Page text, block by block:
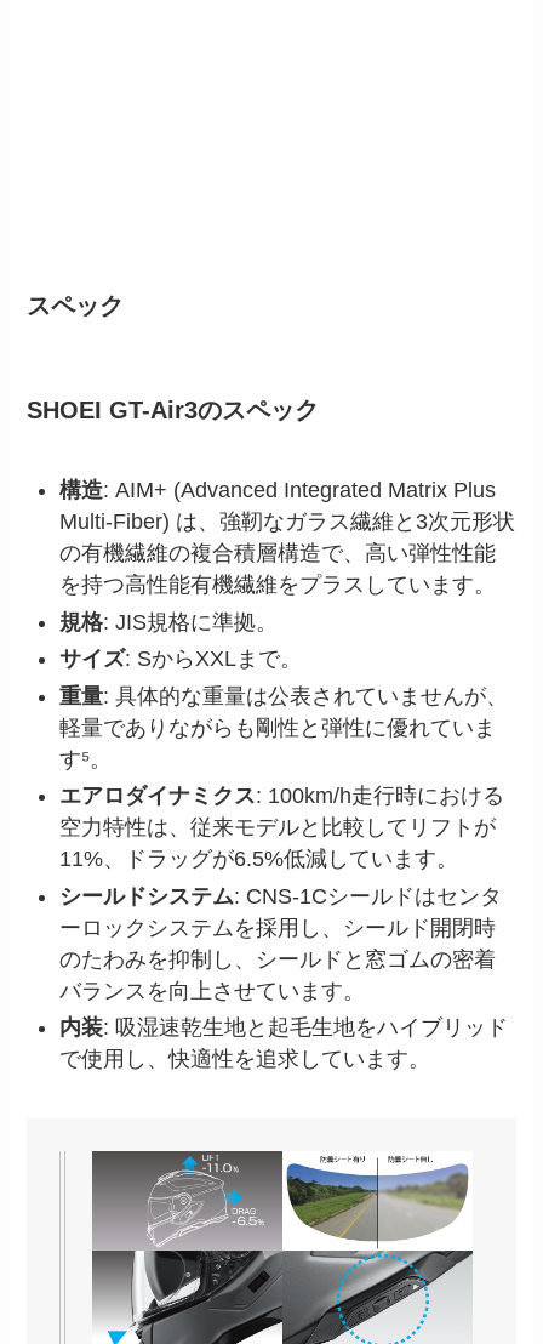
スペック
SHOEI GT-Air3のスペック
構造: AIM+ (Advanced Integrated Matrix Plus
Multi-Fiber) は、強靭なガラス繊維と3次元形状
の有機繊維の複合積層構造で、高い弾性性能
を持つ高性能有機繊維をプラスしています。
規格: JIS規格に準拠。
サイズ: SからXXLまで。
重量: 具体的な重量は公表されていませんが、
軽量でありながらも剛性と弾性に優れていま
す⁵。
エアロダイナミクス: 100km/h走行時における
空力特性は、従来モデルと比較してリフトが
11%、ドラッグが6.5%低減しています。
シールドシステム: CNS-1Cシールドはセンタ
ーロックシステムを採用し、シールド開閉時
のたわみを抑制し、シールドと窓ゴムの密着
バランスを向上させています。
内装: 吸湿速乾生地と起毛生地をハイブリッド
で使用し、快適性を追求しています。